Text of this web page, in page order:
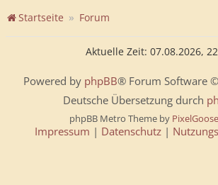
Startseite Forum
Aktuelle Zeit: 07.08.2026,
Powered by phpBB® Forum Software
Deutsche Übersetzung durch
phpBB Metro Theme by
Impressum | Datenschutz |